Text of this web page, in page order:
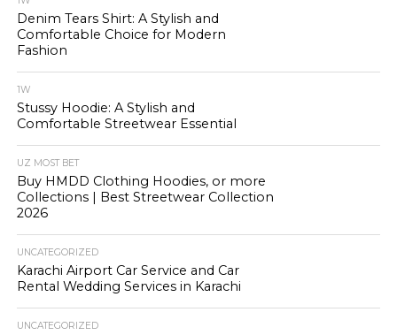
Denim Tears Shirt: A Stylish and
Comfortable Choice for Modern
Fashion
1W
Stussy Hoodie: A Stylish and
Comfortable Streetwear Essential
UZ MOST BET
Buy HMDD Clothing Hoodies, or more
Collections | Best Streetwear Collection
2026
UNCATEGORIZED
Karachi Airport Car Service and Car
Rental Wedding Services in Karachi
UNCATEGORIZED